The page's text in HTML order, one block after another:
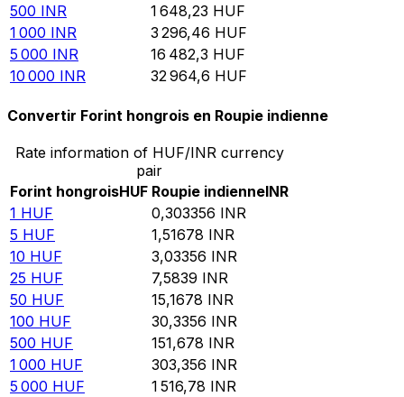
500 INR 1 648,23 HUF
1 000 INR 3 296,46 HUF
5 000 INR 16 482,3 HUF
10 000 INR 32 964,6 HUF
Convertir Forint hongrois en Roupie indienne
Rate information of HUF/INR currency
pair
Forint hongroisHUF Roupie indienneINR
1 HUF 0,303356 INR
5 HUF 1,51678 INR
10 HUF 3,03356 INR
25 HUF 7,5839 INR
50 HUF 15,1678 INR
100 HUF 30,3356 INR
500 HUF 151,678 INR
1 000 HUF 303,356 INR
5 000 HUF 1 516,78 INR